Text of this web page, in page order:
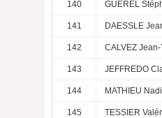
140 GUEREL
141 DAESSLE
142 CALVEZ Jean-
143 JEFFREDO
144 MATHIEU
145 TESSIER